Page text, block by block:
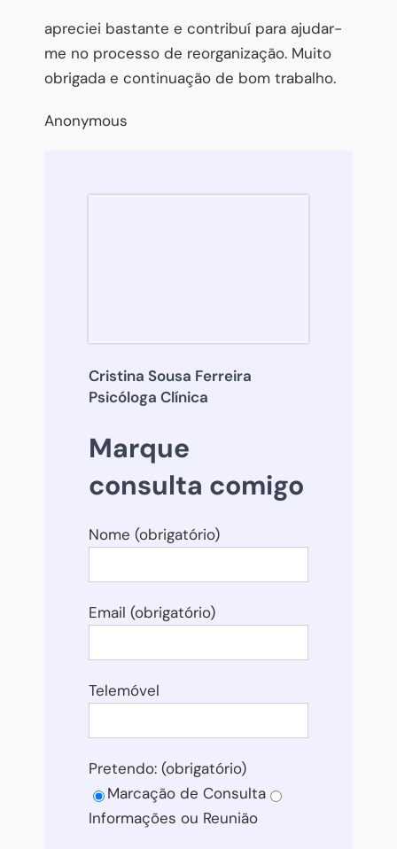
apreciei bastante e contribuí para ajudar-
me no processo de reorganização. Muito
obrigada e continuação de bom trabalho.
Anonymous
Cristina Sousa Ferreira
Psicóloga Clínica
Marque
consulta comigo
Nome (obrigatório)
Email (obrigatório)
Telemóvel
Pretendo: (obrigatório)
Marcação de Consulta
Informações ou Reunião